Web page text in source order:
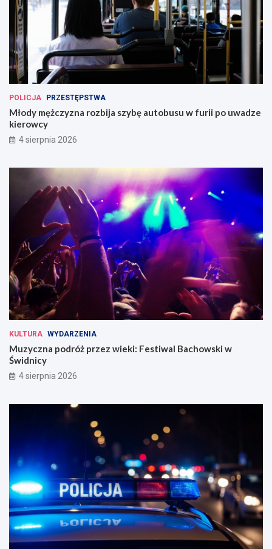
POLICJA PRZESTĘPSTWA
Młody mężczyzna rozbija szybę autobusu w furii po uwadze
kierowcy
4 sierpnia 2026
KULTURA WYDARZENIA
Muzyczna podróż przez wieki: Festiwal Bachowski w
Świdnicy
4 sierpnia 2026